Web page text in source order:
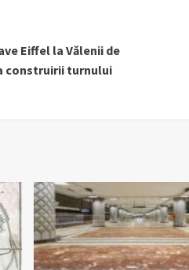
Eiffel la Vălenii de
construirii turnului